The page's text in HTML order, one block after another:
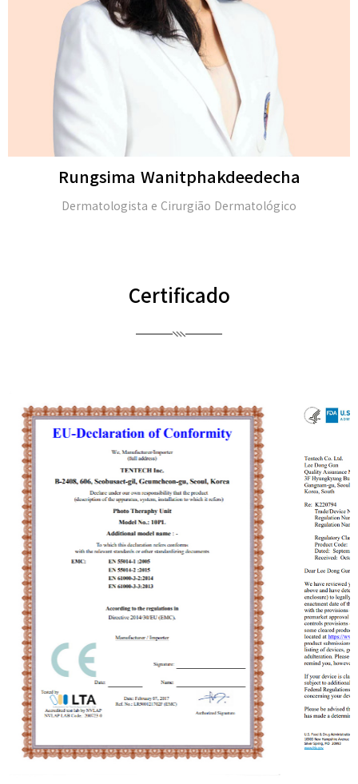
Wanitphakdeedecha
e Cirurgião Dermatológico M.D. e
Certificado